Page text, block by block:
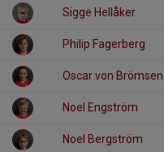
Sigge Hellåker
Philip Fagerberg
Oscar von Brömsen
Noel Engström
Noel Bergström